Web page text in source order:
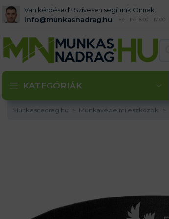
Van kérdésed? Szívesen segítünk Önnek.
info@munkasnadrag.hu Hé - Pé: 8:00 - 17:00
KATEGÓRIÁK
Munkasnadrag.hu Munkavédelmi eszközök